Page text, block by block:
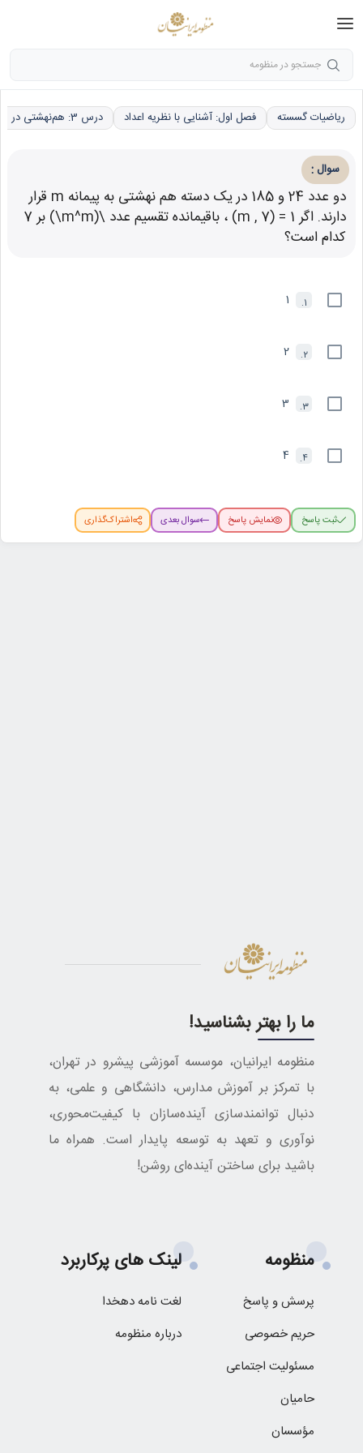
جستجو در منظومه
ریاضیات گسسته فصل اول: آشنایی با نظریه اعداد درس 3: هم‌نهشتی در اعداد صحیح، کاربردها
سوال :
دو عدد 24 و 185 در یک دسته هم نهشتی به پیمانه m قرار
دارند. اگر 1 = (m , 7) ، باقیمانده تقسیم عدد \(m^m\) بر 7
کدام است؟
1.
1
2.
2
3.
3
4.
4
ثبت پاسخ نمایش پاسخ سوال بعدی اشتراک‌گذاری
ما را بهتر بشناسید!
منظومه ایرانیان، موسسه آموزشی پیشرو در تهران،
با تمرکز بر آموزش مدارس، دانشگاهی و علمی، به
دنبال توانمندسازی آینده‌سازان با کیفیت‌محوری،
نوآوری و تعهد به توسعه پایدار است. همراه ما
باشید برای ساختن آینده‌ای روشن!
منظومه
پرسش و پاسخ
حریم خصوصی
مسئولیت اجتماعی
حامیان
مؤسسان
لینک های پرکاربرد
لغت نامه دهخدا
درباره منظومه